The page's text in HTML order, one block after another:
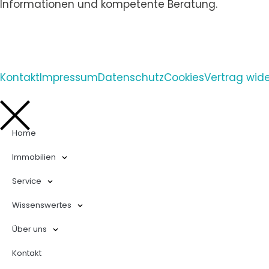
Informationen und kompetente Beratung.
KontaktImpressumDatenschutzCookiesVertrag
Home
Immobilien
Service
Wissenswertes
Über uns
Kontakt